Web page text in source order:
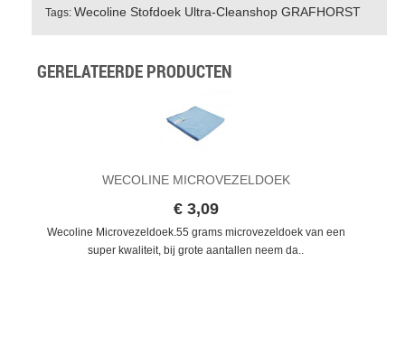
Tags: Wecoline Stofdoek Ultra-Cleanshop GRAFHORST
GERELATEERDE PRODUCTEN
WECOLINE MICROVEZELDOEK
€ 3,09
Wecoline Microvezeldoek.55 grams microvezeldoek van een
super kwaliteit, bij grote aantallen neem da..